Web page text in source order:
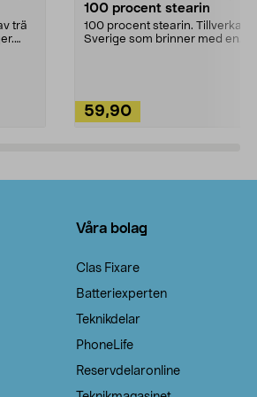
trä
100 procent stearin
100 procent stearin. Tillverkade i
Sverige som brinner med en
59,90
Våra bolag
Clas Fixare
Batteriexperten
Teknikdelar
PhoneLife
Reservdelaronline